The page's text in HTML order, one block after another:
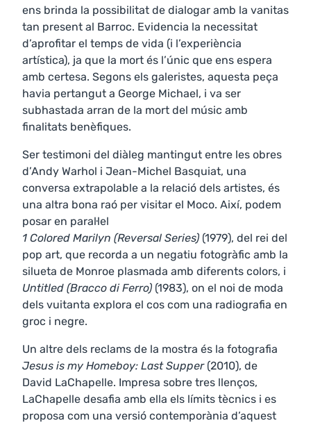
ens brinda la possibilitat de dialogar amb la vanitas
tan present al Barroc. Evidencia la necessitat
d’aprofitar el temps de vida (i l’experiència
artística), ja que la mort és l’únic que ens espera
amb certesa. Segons els galeristes, aquesta peça
havia pertangut a George Michael, i va ser
subhastada arran de la mort del músic amb
finalitats benèfiques.
Ser testimoni del diàleg mantingut entre les obres
d’Andy Warhol i Jean-Michel Basquiat, una
conversa extrapolable a la relació dels artistes, és
una altra bona raó per visitar el Moco. Així, podem
posar en paral·lel
1 Colored Marilyn (Reversal Series) (1979), del rei del
pop art, que recorda a un negatiu fotogràfic amb la
silueta de Monroe plasmada amb diferents colors, i
Untitled (Bracco di Ferro) (1983), on el noi de moda
dels vuitanta explora el cos com una radiografia en
groc i negre.
Un altre dels reclams de la mostra és la fotografia
Jesus is my Homeboy: Last Supper (2010), de
David LaChapelle. Impresa sobre tres llenços,
LaChapelle desafia amb ella els límits tècnics i es
proposa com una versió contemporània d’aquest